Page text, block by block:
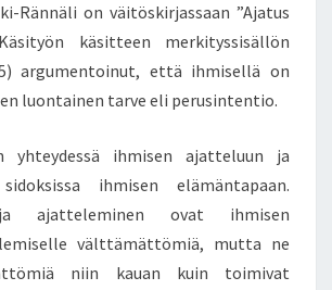
T
A
.
N
U
L
O
1
0
Rännäli on väitöskirjassaan ”Ajatus
käsitteen merkityssisällön
argumentoinut, että ihmisellä on
luontainen tarve eli perusintentio.
yhteydessä ihmisen ajatteluun ja
ihmisen elämäntapaan.
ajatteleminen ovat ihmisen
välttämättömiä, mutta ne
niin kauan kuin toimivat